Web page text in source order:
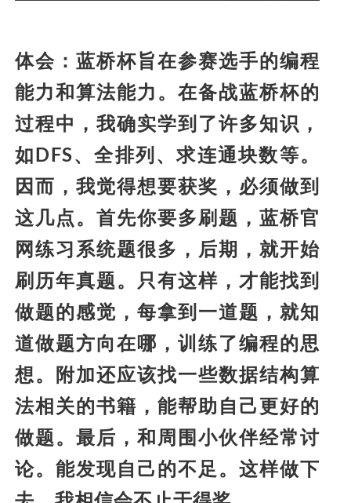
体会：蓝桥杯旨在参赛选手的编程
能力和算法能力。在备战蓝桥杯的
过程中，我确实学到了许多知识，
如DFS、全排列、求连通块数等。
因而，我觉得想要获奖，必须做到
这几点。首先你要多刷题，蓝桥官
网练习系统题很多，后期，就开始
刷历年真题。只有这样，才能找到
做题的感觉，每拿到一道题，就知
道做题方向在哪，训练了编程的思
想。附加还应该找一些数据结构算
法相关的书籍，能帮助自己更好的
做题。最后，和周围小伙伴经常讨
论。能发现自己的不足。这样做下